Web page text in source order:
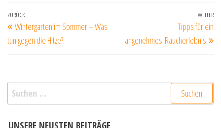
Beitragsnavigation
Vorheriger
Beitrag
ZURÜCK
Wintergarten im Sommer – Was
tun gegen die Hitze?
WEITER
Tipps für ein
angenehmes Raucherlebnis
Suchen
nach: